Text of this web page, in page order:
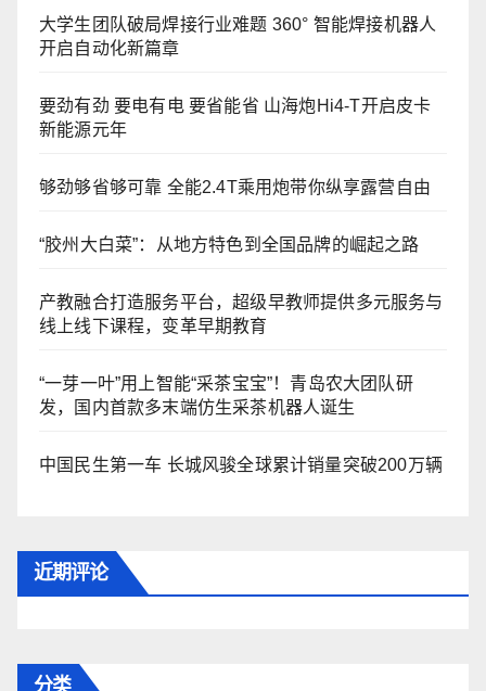
大学生团队破局焊接行业难题 360° 智能焊接机器人
开启自动化新篇章
要劲有劲 要电有电 要省能省 山海炮Hi4-T开启皮卡
新能源元年
够劲够省够可靠 全能2.4T乘用炮带你纵享露营自由
“胶州大白菜”：从地方特色到全国品牌的崛起之路
产教融合打造服务平台，超级早教师提供多元服务与
线上线下课程，变革早期教育
“一芽一叶”用上智能“采茶宝宝”！青岛农大团队研
发，国内首款多末端仿生采茶机器人诞生
中国民生第一车 长城风骏全球累计销量突破200万辆
近期评论
分类